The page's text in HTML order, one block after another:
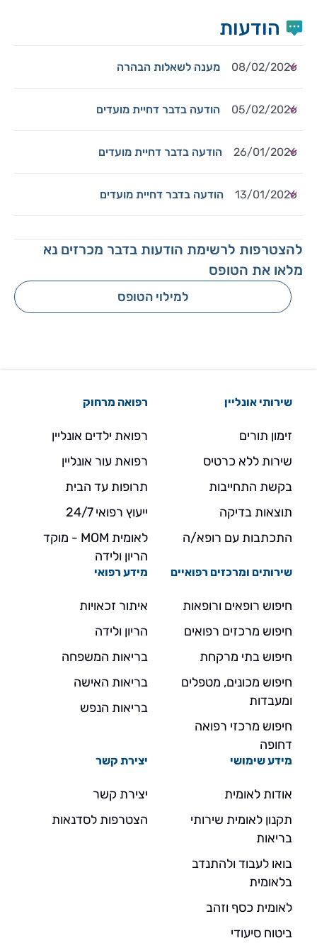
הודעות
08/02/2026 מענה לשאלות הבהרה
05/02/2026 הודעה בדבר דחיית מועדים
26/01/2026 הודעה בדבר דחיית מועדים
13/01/2026 הודעה בדבר דחיית מועדים
להצטרפות לרשימת הודעות בדבר מכרזים נא
מלאו את הטופס
למילוי הטופס
שירותי אונליין
זימון תורים
שירות ללא כרטיס
בקשת התחייבות
תוצאות בדיקה
התכתבות עם רופא/ה
רפואה מרחוק
רפואת ילדים אונליין
רפואת עור אונליין
תרופות עד הבית
ייעוץ רפואי 24/7
לאומית MOM - מוקד
הריון ולידה
שירותים ומרכזים רפואיים
חיפוש רופאים ורופאות
חיפוש מרכזים רפואים
חיפוש בתי מרקחת
חיפוש מכונים, מטפלים
ומעבדות
חיפוש מרכזי רפואה
דחופה
מידע רפואי
איתור זכאויות
הריון ולידה
בריאות המשפחה
בריאות האישה
בריאות הנפש
מידע שימושי
אודות לאומית
תקנון לאומית שירותי
בריאות
בואו לעבוד ולהתנדב
בלאומית
לאומית כסף וזהב
ביטוח סיעודי
יצירת קשר
יצירת קשר
הצטרפות לסדנאות